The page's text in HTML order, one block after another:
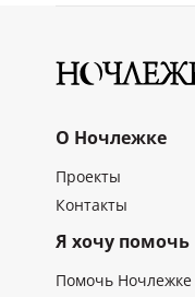
О Ночлежке
Проекты
Контакты
Я хочу помочь
Помочь Ночлежке